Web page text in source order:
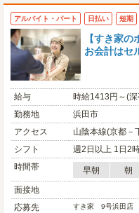
アルバイト・パート 日払い 短期
【すき家
お会計はセ
給与
時給1413円～(
勤務地
浜田市
アクセス
山陰本線(京都－
シフト
週2日以上 1日2
時間帯
早朝 朝
面接地
応募先
すき家 9号浜田店